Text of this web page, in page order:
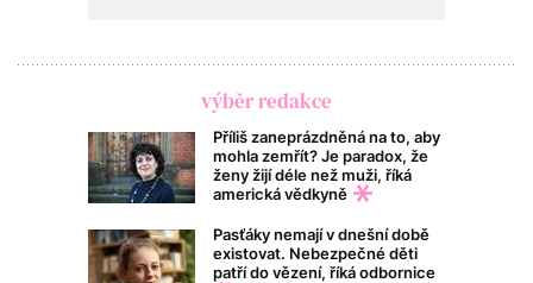
výběr redakce
Příliš zaneprázdněná na to, aby
mohla zemřít? Je paradox, že
ženy žijí déle než muži, říká
americká vědkyně
Pasťáky nemají v dnešní době
existovat. Nebezpečné děti
patří do vězení, říká odbornice